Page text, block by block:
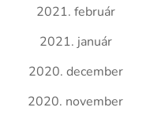
2021. február
2021. január
2020. december
2020. november